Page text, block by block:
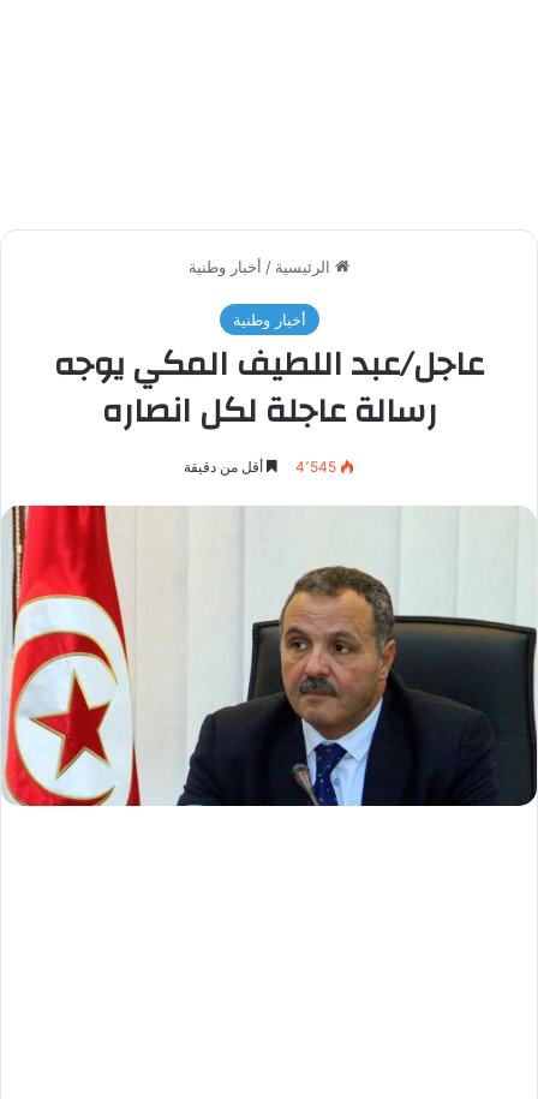
الرئيسية / أخبار وطنية
أخبار وطنية
عاجل/عبد اللطيف المكي يوجه
رسالة عاجلة لكل انصاره
4٬545 أقل من دقيقة